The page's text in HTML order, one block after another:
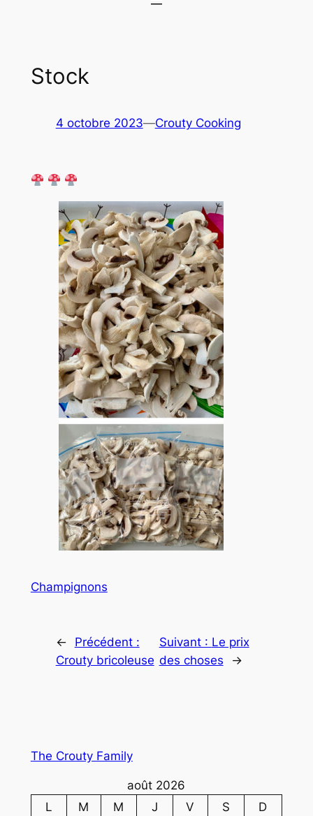
Stock
4 octobre 2023—Crouty Cooking
Champignons
←
Précédent :
Crouty bricoleuse
Suivant : Le prix
des choses
→
The Crouty Family
août 2026
L
M M J V S
D